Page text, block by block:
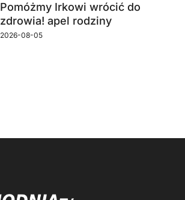
Pomóżmy Irkowi wrócić do
zdrowia! apel rodziny
2026-08-05